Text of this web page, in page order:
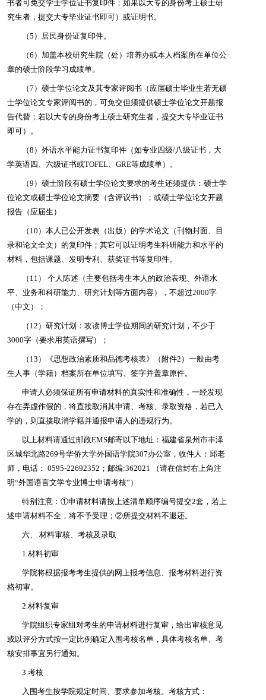
书者可免交学士学位证书复印件；如果以大专的身份考上硕士研
究生者，提交大专毕业证书即可）或证明书。
（5）居民身份证复印件。
（6）加盖本校研究生院（处）培养办或本人档案所在单位公
章的硕士阶段学习成绩单。
（7）硕士学位论文及其专家评阅书（应届硕士毕业生若无硕
士学位论文专家评阅书的，可免交但须提供硕士学位论文开题报
告代替；若以大专的身份考上硕士研究生者，提交大专毕业证书
即可）。
（8）外语水平能力证书复印件（如专业四级/八级证书，大
学英语四、六级证书或TOFEL、GRE等成绩单）。
（9）硕士阶段有硕士学位论文要求的考生还须提供：硕士学
位论文或硕士学位论文摘要（含评议书）；或硕士学位论文开题
报告（应届生）
（10）本人已公开发表（出版）的学术论文（刊物封面、目
录和论文全文）的复印件；其它可以证明考生科研能力和水平的
材料，包括课题、发明专利、获奖证书等复印件。
（11） 个人陈述（主要包括考生本人的政治表现、外语水
平、业务和科研能力、研究计划等方面内容），不超过2000字
（中文）；
（12）研究计划：攻读博士学位期间的研究计划，不少于
3000字（要求用英语撰写）；
（13）《思想政治素质和品德考核表》（附件2）一般由考
生人事（学籍）档案所在单位填写、签字并盖章原件。
申请人必须保证所有申请材料的真实性和准确性，一经发现
存在弄虚作假的，将直接取消其申请、考核、录取资格，若已入
学的，则直接取消学籍并通报申请人的违规行为。
以上材料请通过邮政EMS邮寄以下地址：福建省泉州市丰泽
区城华北路269号华侨大学外国语学院307办公室，收件人：邱老
师，电话： 0595-22692352；邮编:362021 （请在信封右上角注
明“外国语言文学专业博士申请考核”）
特别注意 ：①申请材料请按上述清单顺序编号提交2套 ，若上
述申请材料不全，将不予受理；②所提交材料不退还。
六、材料审核、考核及录取
1.材料初审
学院将根据报考考生提供的网上报考信息、报考材料进行资
格初审。
2.材料复审
学院组织专家组对考生的申请材料进行复审，给出审核意见
或以评分方式按一定比例确定入围考核名单，具体考核名单、考
核安排事宜另行通知。
3.考核
入围考生按学院规定时间、要求参加考核。考核方式：